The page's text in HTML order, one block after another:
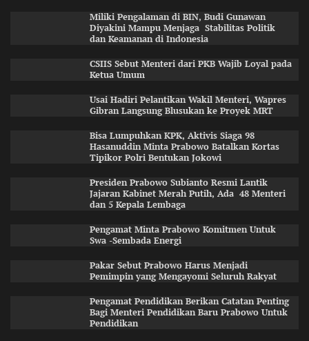
Miliki Pengalaman di BIN, Budi Gunawan
Diyakini Mampu Menjaga Stabilitas Politik
dan Keamanan di Indonesia
CSIIS Sebut Menteri dari PKB Wajib Loyal pada
Ketua Umum
Usai Hadiri Pelantikan Wakil Menteri, Wapres
Gibran Langsung Blusukan ke Proyek MRT
Bisa Lumpuhkan KPK, Aktivis Siaga 98
Hasanuddin Minta Prabowo Batalkan Kortas
Tipikor Polri Bentukan Jokowi
Presiden Prabowo Subianto Resmi Lantik
Jajaran Kabinet Merah Putih, Ada 48 Menteri
dan 5 Kepala Lembaga
Pengamat Minta Prabowo Komitmen Untuk
Swa -Sembada Energi
Pakar Sebut Prabowo Harus Menjadi
Pemimpin yang Mengayomi Seluruh Rakyat
Pengamat Pendidikan Berikan Catatan Penting
Bagi Menteri Pendidikan Baru Prabowo Untuk
Pendidikan